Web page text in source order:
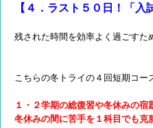
【４．ラスト５０日！「入
残された時間を効率よく過ごすた
こちらの冬トライの４回短期コ
１・２学期の総復習や冬休みの宿
冬休みの間に苦手を１科目でも克